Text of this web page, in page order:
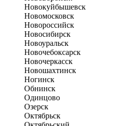
Новокуйбышевск
Новомосковск
Новороссийск
Новосибирск
Новоуральск
Новочебоксарск
Новочеркасск
Новошахтинск
Ногинск
Обнинск
Одинцово
Озерск
Октябрьск